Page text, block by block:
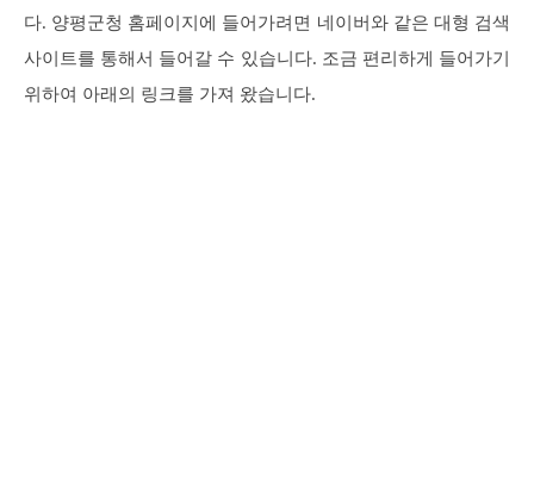
다. 양평군청 홈페이지에 들어가려면 네이버와 같은 대형 검색
사이트를 통해서 들어갈 수 있습니다. 조금 편리하게 들어가기
위하여 아래의 링크를 가져 왔습니다.